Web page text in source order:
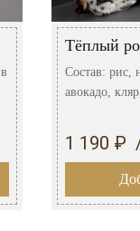
Тёплый
Состав: рис,
авокадо,
1 190 ₽